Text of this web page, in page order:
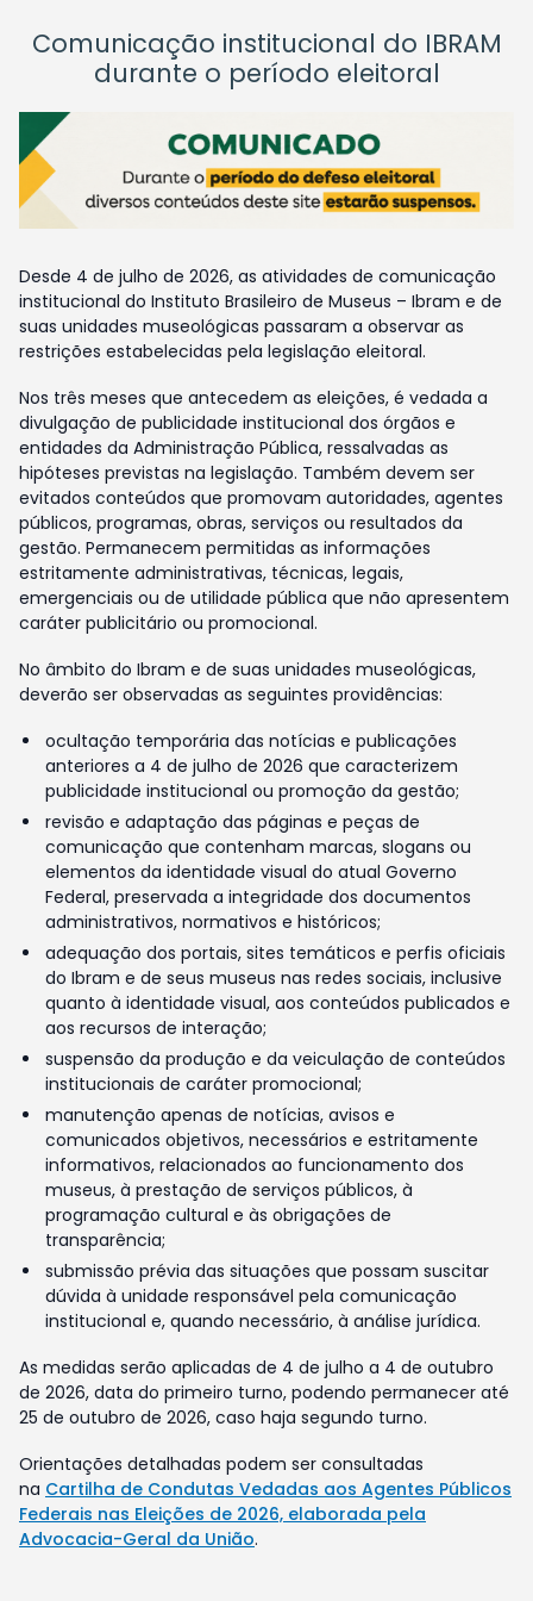
Comunicação institucional do IBRAM
durante o período eleitoral
Desde 4 de julho de 2026, as atividades de comunicação
institucional do Instituto Brasileiro de Museus – Ibram e de
suas unidades museológicas passaram a observar as
restrições estabelecidas pela legislação eleitoral.
Nos três meses que antecedem as eleições, é vedada a
divulgação de publicidade institucional dos órgãos e
entidades da Administração Pública, ressalvadas as
hipóteses previstas na legislação. Também devem ser
evitados conteúdos que promovam autoridades, agentes
públicos, programas, obras, serviços ou resultados da
gestão. Permanecem permitidas as informações
estritamente administrativas, técnicas, legais,
emergenciais ou de utilidade pública que não apresentem
caráter publicitário ou promocional.
No âmbito do Ibram e de suas unidades museológicas,
deverão ser observadas as seguintes providências:
ocultação temporária das notícias e publicações
anteriores a 4 de julho de 2026 que caracterizem
publicidade institucional ou promoção da gestão;
revisão e adaptação das páginas e peças de
comunicação que contenham marcas, slogans ou
elementos da identidade visual do atual Governo
Federal, preservada a integridade dos documentos
administrativos, normativos e históricos;
adequação dos portais, sites temáticos e perfis oficiais
do Ibram e de seus museus nas redes sociais, inclusive
quanto à identidade visual, aos conteúdos publicados e
aos recursos de interação;
suspensão da produção e da veiculação de conteúdos
institucionais de caráter promocional;
manutenção apenas de notícias, avisos e
comunicados objetivos, necessários e estritamente
informativos, relacionados ao funcionamento dos
museus, à prestação de serviços públicos, à
programação cultural e às obrigações de
transparência;
submissão prévia das situações que possam suscitar
dúvida à unidade responsável pela comunicação
institucional e, quando necessário, à análise jurídica.
As medidas serão aplicadas de 4 de julho a 4 de outubro
de 2026, data do primeiro turno, podendo permanecer até
25 de outubro de 2026, caso haja segundo turno.
Orientações detalhadas podem ser consultadas
na Cartilha de Condutas Vedadas aos Agentes Públicos
Federais nas Eleições de 2026, elaborada pela
Advocacia-Geral da União.